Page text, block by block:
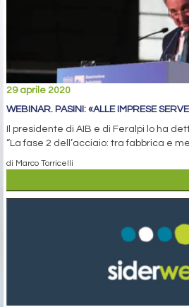
29 aprile 2020
WEBINAR. PASINI: «ALLE IMPRESE
Il presidente di AIB e di Feralpi lo ha
“La fase 2 dell’acciaio: tra fabbrica e
di Marco Torricelli